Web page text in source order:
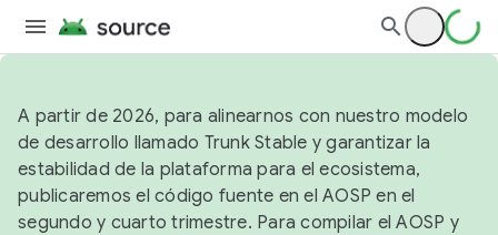
A partir de 2026, para alinearnos con nuestro modelo
de desarrollo llamado Trunk Stable y garantizar la
estabilidad de la plataforma para el ecosistema,
publicaremos el código fuente en el AOSP en el
segundo y cuarto trimestre. Para compilar el AOSP y